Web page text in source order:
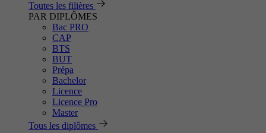
Toutes les filières
PAR DIPLÔMES
Bac PRO
CAP
BTS
BUT
Prépa
Bachelor
Licence
Licence Pro
Master
Tous les diplômes